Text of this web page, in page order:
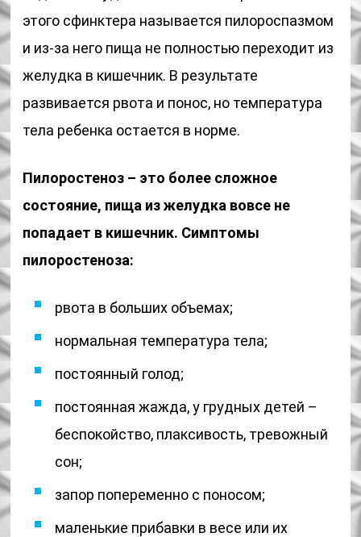
этого сфинктера называется пилороспазмом
и из-за него пища не полностью переходит из
желудка в кишечник. В результате
развивается рвота и понос, но температура
тела ребенка остается в норме.
Пилоростеноз – это более сложное
состояние, пища из желудка вовсе не
попадает в кишечник. Симптомы
пилоростеноза:
рвота в больших объемах;
нормальная температура тела;
постоянный голод;
постоянная жажда, у грудных детей –
беспокойство, плаксивость, тревожный
сон;
запор попеременно с поносом;
маленькие прибавки в весе или их